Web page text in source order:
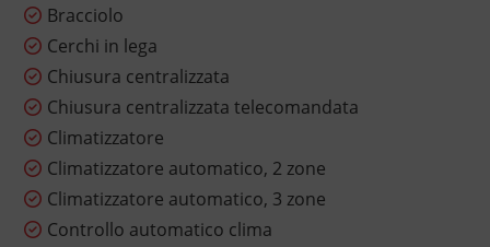
Bracciolo
Cerchi in lega
Chiusura centralizzata
Chiusura centralizzata telecomandata
Climatizzatore
Climatizzatore automatico, 2 zone
Climatizzatore automatico, 3 zone
Controllo automatico clima